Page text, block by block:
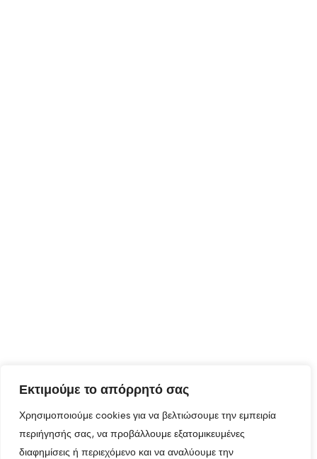
Εκτιμούμε το απόρρητό σας
Χρησιμοποιούμε cookies για να βελτιώσουμε την εμπειρία
περιήγησής σας, να προβάλλουμε εξατομικευμένες
διαφημίσεις ή περιεχόμενο και να αναλύουμε την